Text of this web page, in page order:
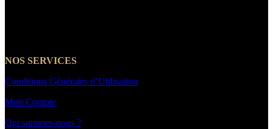
NOS SERVICES
Conditions Générales d’Utilisation
Mon Compte
Qui sommes-nous ?